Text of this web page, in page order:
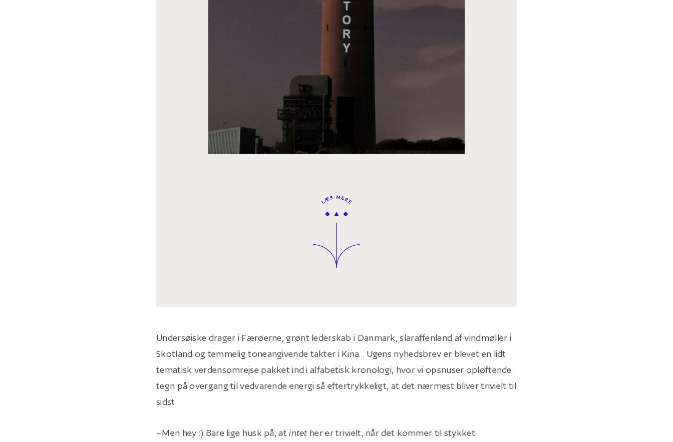
Undersøiske drager i Færøerne, grønt lederskab i Danmark, slaraffenland af vindmøller i
Skotland og temmelig toneangivende takter i Kina... Ugens nyhedsbrev er blevet en lidt
tematisk verdensomrejse pakket ind i alfabetisk kronologi, hvor vi opsnuser opløftende
tegn på overgang til vedvarende energi så eftertrykkeligt, at det nærmest bliver trivielt til
sidst.
–Men hey :) Bare lige husk på, atintether er trivielt, når det kommer til stykket.